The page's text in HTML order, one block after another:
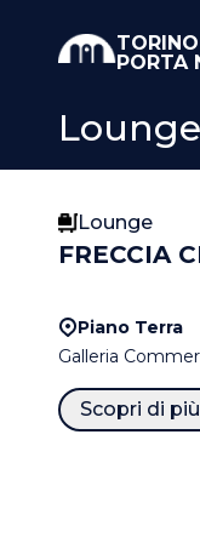
TORINO
PORTA
Lounge
Lounge
FRECCIA
Piano Terra
Galleria
Scopri di più